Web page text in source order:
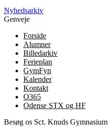
Nyhedsarkiv
Genveje
Forside
Alumner
Billedarkiv
Ferieplan
GymFyn
Kalender
Kontakt
O365
Odense STX og HF
Besøg os Sct. Knuds Gymnasium